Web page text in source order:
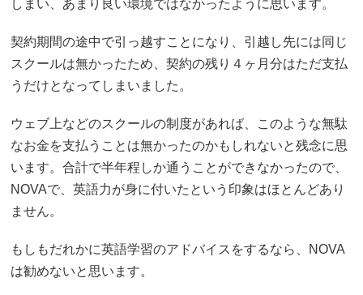
しまい、あまり良い環境ではなかったように思います。
契約期間の途中で引っ越すことになり、引越し先には同じ
スクールは無かったため、契約の残り４ヶ月分はただ支払
うだけとなってしまいました。
ウェブ上などのスクールの制度があれば、このような無駄
なお金を支払うことは無かったのかもしれないと残念に思
います。合計で半年程しか通うことができなかったので、
NOVAで、英語力が身に付いたという印象はほとんどあり
ません。
もしもだれかに英語学習のアドバイスをするなら、NOVA
は勧めないと思います。